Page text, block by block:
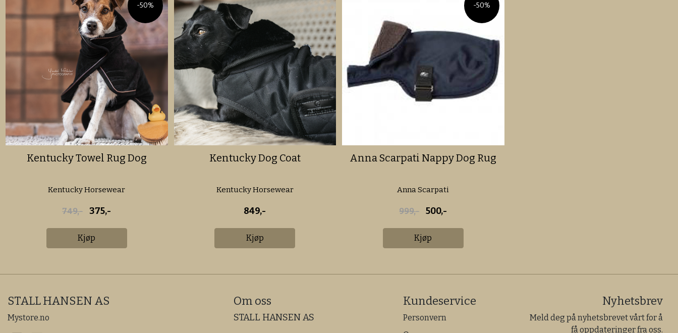
-50%
Kentucky Towel Rug Dog
Kentucky Horsewear
749,- 375,-
Kjøp
Kentucky Dog Coat
Kentucky Horsewear
849,-
Kjøp
-50%
Anna Scarpati Nappy Dog Rug
Anna Scarpati
999,- 500,-
Kjøp
STALL HANSEN AS
Mystore.no
Om oss
STALL HANSEN AS
Kundeservice
Personvern
Nyhetsbrev
Meld deg på nyhetsbrevet vårt for å
få oppdateringer fra oss.